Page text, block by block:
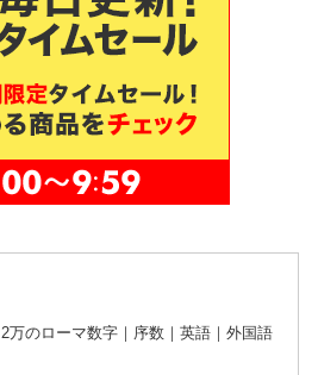
2万のローマ数字｜序数｜英語｜外国語